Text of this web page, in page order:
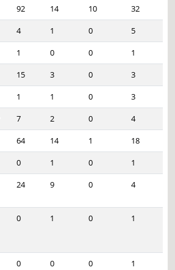
92 14 10
32
4 1 0
5
1 0 0
1
15 3 0
3
1 1 0
3
7 2 0
4
64 14 1
18
0 1 0
1
24 9 0 4
0 1 0 1
0 0 0
1